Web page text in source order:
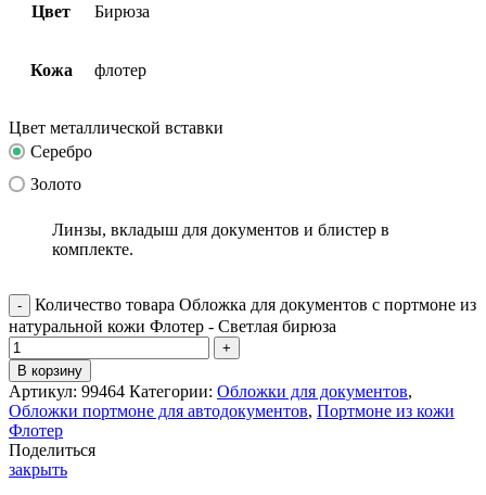
Цвет Бирюза
Кожа флотер
Цвет металлической вставки
Серебро
Золото
Линзы, вкладыш для документов и блистер в
комплекте.
Количество товара Обложка для документов с портмоне из
натуральной кожи Флотер - Светлая бирюза
В корзину
Артикул: 99464 Категории: Обложки для документов,
Обложки портмоне для автодокументов, Портмоне из кожи
Флотер
Поделиться
закрыть